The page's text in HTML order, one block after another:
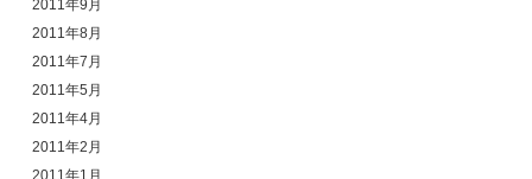
2011年9月
2011年8月
2011年7月
2011年5月
2011年4月
2011年2月